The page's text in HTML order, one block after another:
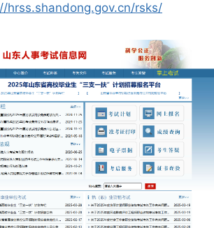
hrss.shandong.gov.cn/rsks/